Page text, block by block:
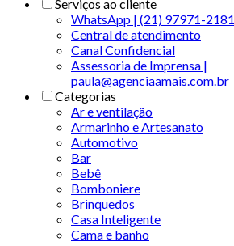
Serviços ao cliente
WhatsApp | (21) 97971-2181
Central de atendimento
Canal Confidencial
Assessoria de Imprensa |
paula@agenciaamais.com.br
Categorias
Ar e ventilação
Armarinho e Artesanato
Automotivo
Bar
Bebê
Bomboniere
Brinquedos
Casa Inteligente
Cama e banho